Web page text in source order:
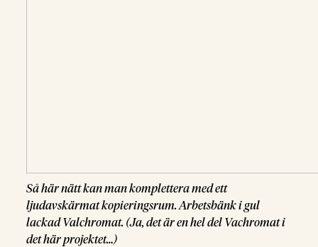
Så här nätt kan man komplettera med ett
ljudavskärmat kopieringsrum. Arbetsbänk i gul
lackad Valchromat. (Ja, det är en hel del Vachromat i
det här projektet…)